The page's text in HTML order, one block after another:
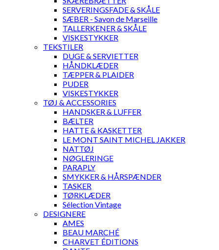
SERVERINGSFADE & SKÅLE
SÆBER - Savon de Marseille
TALLERKENER & SKÅLE
VISKESTYKKER
TEKSTILER
DUGE & SERVIETTER
HÅNDKLÆDER
TÆPPER & PLAIDER
PUDER
VISKESTYKKER
TØJ & ACCESSORIES
HANDSKER & LUFFER
BÆLTER
HATTE & KASKETTER
LE MONT SAINT MICHEL JAKKER
NATTØJ
NØGLERINGE
PARAPLY
SMYKKER & HÅRSPÆNDER
TASKER
TØRKLÆDER
Sélection Vintage
DESIGNERE
AMES
BEAU MARCHÉ
CHARVET ÉDITIONS